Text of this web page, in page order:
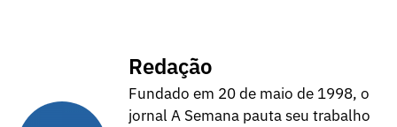
Redação
Fundado em 20 de maio de 1998, o
jornal A Semana pauta seu trabalho